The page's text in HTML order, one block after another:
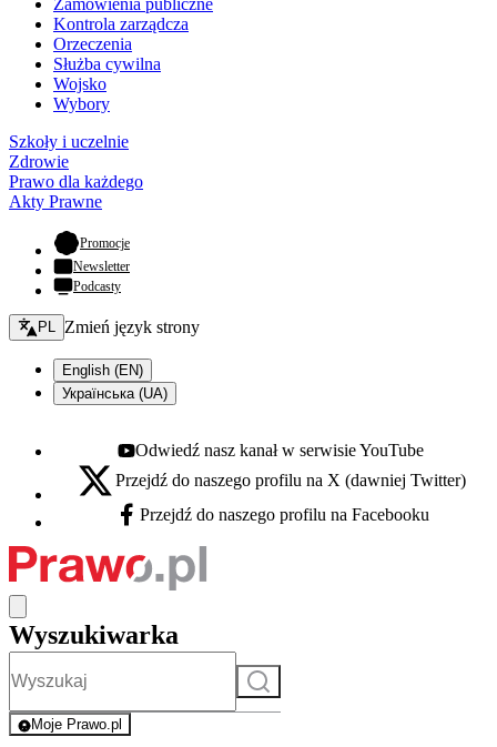
Zamówienia publiczne
Kontrola zarządcza
Orzeczenia
Służba cywilna
Wojsko
Wybory
Szkoły i uczelnie
Zdrowie
Prawo dla każdego
Akty Prawne
Promocje- otwiera się w nowej karcie
Newsletter
Podcasty
Zmień język - bieżący:
PL Zmień język strony
English (EN)
Українська (UA)
Youtube - otwiera się w nowej karcie
Odwiedź nasz kanał w serwisie YouTube
X - otwiera się w nowej karcie
Przejdź do naszego profilu na X (dawniej Twitter)
Facebook - otwiera się w nowej karcie
Przejdź do naszego profilu na Facebooku
Wyszukiwarka
Szukaj
Moje Prawo.pl
- rejestracja i logowanie do serwisu